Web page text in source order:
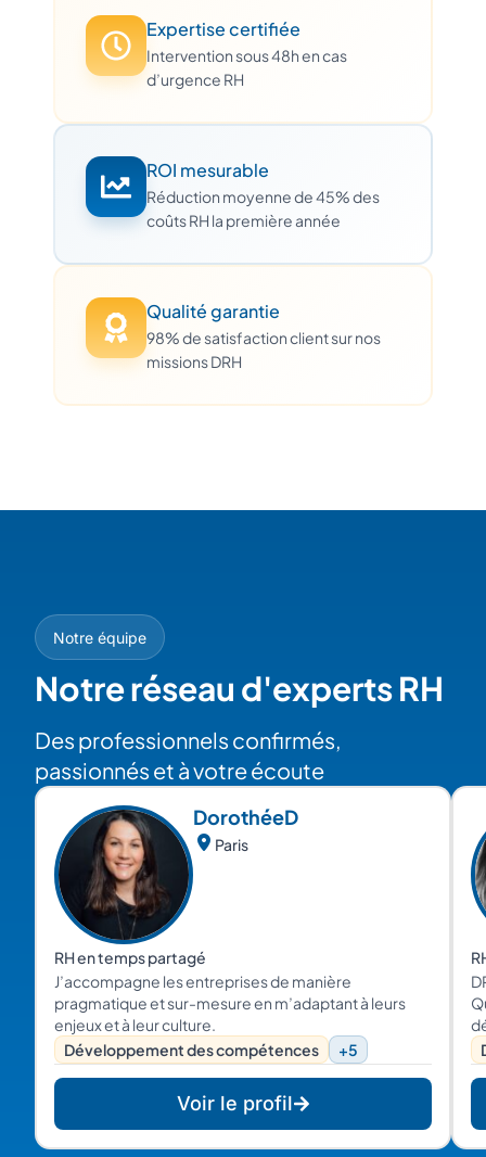
Expertise certifiée
Intervention sous 48h en cas
d’urgence RH
ROI mesurable
Réduction moyenne de 45% des
coûts RH la première année
Qualité garantie
98% de satisfaction client sur nos
missions DRH
Notre équipe
Notre réseau d'experts RH
Des professionnels confirmés,
passionnés et à votre écoute
DorothéeD
Paris
RH en temps partagé
J’accompagne les entreprises de manière
pragmatique et sur-mesure en m’adaptant à leurs
enjeux et à leur culture.
Développement des compétences
+5
Voir le profil